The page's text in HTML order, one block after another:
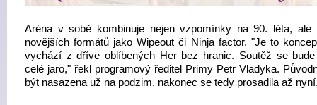
Aréna v sobě kombinuje nejen vzpomínky na 90. léta, ale
novějších formátů jako Wipeout či Ninja factor. "Je to
vychází z dříve oblíbených Her bez hranic. Soutěž se
celé jaro," řekl programový ředitel Primy Petr Vladyka.
být nasazena už na podzim, nakonec se tedy prosadila až